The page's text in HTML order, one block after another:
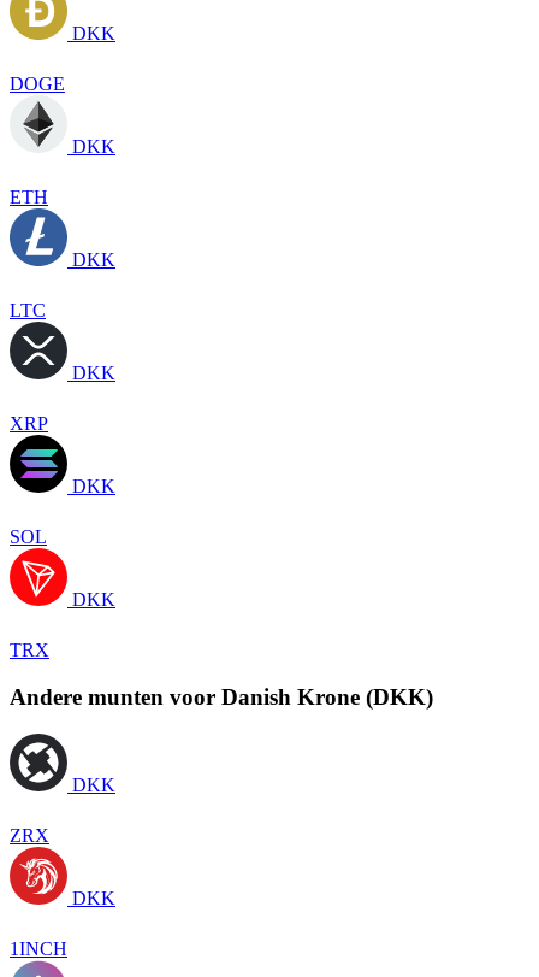
DKK
DOGE
DKK
ETH
DKK
LTC
DKK
XRP
DKK
SOL
DKK
TRX
Andere munten voor Danish Krone (DKK)
DKK
ZRX
DKK
1INCH